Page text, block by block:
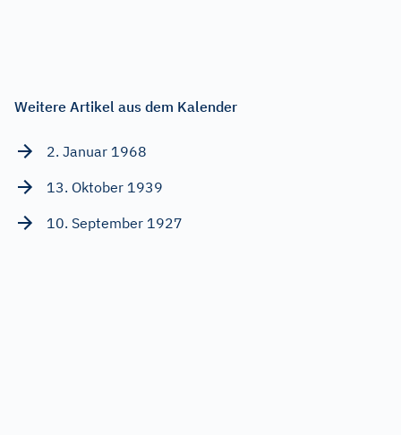
Weitere Artikel aus dem Kalender
2. Januar 1968
13. Oktober 1939
10. September 1927